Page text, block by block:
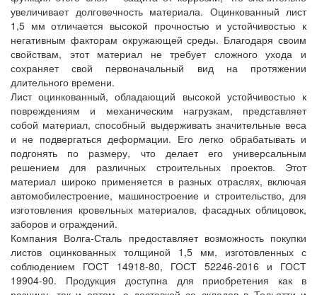
увеличивает долговечность материала. Оцинкованный лист
1,5 мм отличается высокой прочностью и устойчивостью к
негативным факторам окружающей среды. Благодаря своим
свойствам, этот материал не требует сложного ухода и
сохраняет свой первоначальный вид на протяжении
длительного времени.
Лист оцинкованный, обладающий высокой устойчивостью к
повреждениям и механическим нагрузкам, представляет
собой материал, способный выдерживать значительные веса
и не подвергаться деформации. Его легко обрабатывать и
подгонять по размеру, что делает его универсальным
решением для различных строительных проектов. Этот
материал широко применяется в разных отраслях, включая
автомобилестроение, машиностроение и строительство, для
изготовления кровельных материалов, фасадных облицовок,
заборов и ограждений.
Компания Волга-Сталь предоставляет возможность покупки
листов оцинкованных толщиной 1,5 мм, изготовленных с
соблюдением ГОСТ 14918-80, ГОСТ 52246-2016 и ГОСТ
19904-90. Продукция доступна для приобретения как в